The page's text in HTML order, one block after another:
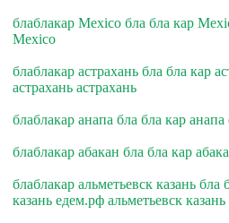
блаблакар Mexico бла бла кар
Mexico
блаблакар астрахань бла бла кар
астрахань астрахань
блаблакар анапа бла бла кар
блаблакар абакан бла бла кар
блаблакар альметьевск казань бла
казань едем.рф альметьевск